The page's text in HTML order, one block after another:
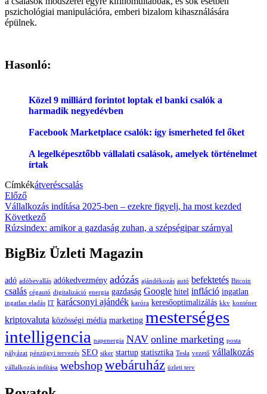
pszichológiai manipulációra, emberi bizalom kihasználására
épülnek.
Hasonló:
Közel 9 milliárd forintot loptak el banki csalók a
harmadik negyedévben
Facebook Marketplace csalók: így ismerheted fel őket
A legelképesztőbb vállalati csalások, amelyek történelmet
írtak
Címkékátveréscsalás
Bejegyzés
navigáció
ElőzőPrevious
article:
Vállalkozás indítása 2025-ben – ezekre figyelj, ha most kezded
KövetkezőNext
article:
Rúzsindex: amikor a gazdaság zuhan, a szépségipar szárnyal
BigBiz Üzleti Magazin
adó adóbevallás adókedvezmény adózás ajándékozás autó befektetés Bitcoin
csalás cégautó digitalizáció energia gazdaság Google hitel infláció ingatlan
ingatlan eladás IT karácsonyi ajándék karóra keresőoptimalizálás kkv konténer
kriptovaluta közösségi média marketing mesterséges
intelligencia napenergia NAV online marketing posta
pályázat pénzügyi tervezés SEO siker startup statisztika Tesla vezető vállalkozás
vállalkozás indítása webshopwebáruház üzleti terv